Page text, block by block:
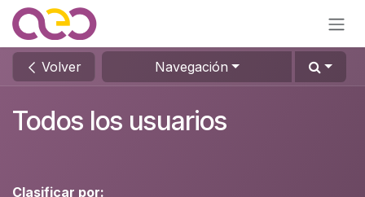
Ir al contenido
Volver Navegación
Todos los usuarios
Clasificar por: